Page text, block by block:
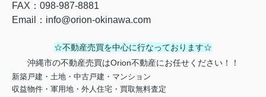
FAX ： 098-987-8881
Email
： info@orion-okinawa.com
☆不動産売買を中心に行なっております☆
沖縄市の不動産売買はOrion不動産にお任せください！！
新築戸建・土地・中古戸建・マンション
収益物件・軍用地・外人住宅・買取無料査定